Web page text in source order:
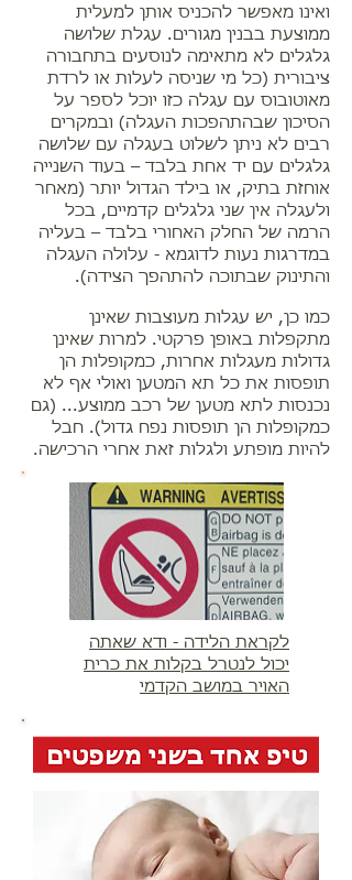
ואינו מאפשר להכניס אותן למעלית
ממוצעת בבנין מגורים. עגלת שלושה
גלגלים לא מתאימה לנוסעים בתחבורה
ציבורית (כל מי שניסה לעלות או לרדת
מאוטובוס עם עגלה כזו יוכל לספר על
הסיכון שבהתהפכות העגלה) ובמקרים
רבים לא ניתן לשלוט בעגלה עם שלושה
גלגלים עם יד אחת בלבד – בעוד השנייה
אוחזת בתיק, או בילד הגדול יותר (מאחר
ולעגלה אין שני גלגלים קדמיים, בכל
הרמה של החלק האחורי בלבד – בעליה
במדרגות נעות לדוגמא - עלולה העגלה
והתינוק שבתוכה להתהפך הצידה).
כמו כן, יש עגלות מעוצבות שאינן
מתקפלות באופן פרקטי. למרות שאינן
גדולות מעגלות אחרות, כמקופלות הן
תופסות את כל תא המטען ואולי אף לא
נכנסות לתא מטען של רכב ממוצע... (גם
כמקופלות הן תופסות נפח גדול). חבל
להיות מופתע ולגלות זאת אחרי הרכישה.
לקראת הלידה - ודא שאתה
יכול לנטרל בקלות את כרית
האויר במושב הקדמי